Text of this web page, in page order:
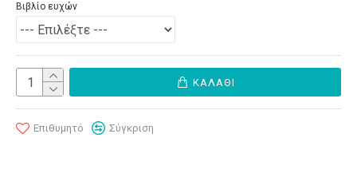
Βιβλίο ευχών
ΚΑΛΆΘΙ
Επιθυμητό Σύγκριση